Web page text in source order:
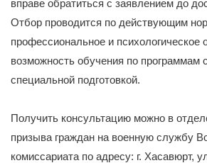
вправе обратиться с заявлением до
Отбор проводится по действующим
профессиональное и психологическое
возможность обучения по программам
специальной подготовкой.
Получить консультацию можно в
призыва граждан на военную службу
комиссариата по адресу: г. Хасавюрт,